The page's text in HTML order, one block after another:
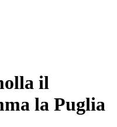
il
la Puglia